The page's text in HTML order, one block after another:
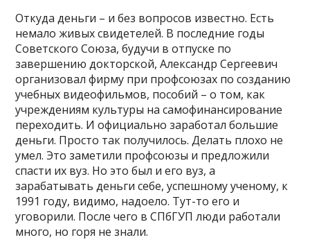
Откуда деньги – и без вопросов известно. Есть
немало живых свидетелей. В последние годы
Советского Союза, будучи в отпуске по
завершению докторской, Александр Сергеевич
организовал фирму при профсоюзах по созданию
учебных видеофильмов, пособий – о том, как
учреждениям культуры на самофинансирование
переходить. И официально заработал большие
деньги. Просто так получилось. Делать плохо не
умел. Это заметили профсоюзы и предложили
спасти их вуз. Но это был и его вуз, а
зарабатывать деньги себе, успешному ученому, к
1991 году, видимо, надоело. Тут-то его и
уговорили. После чего в СПбГУП люди работали
много, но горя не знали.